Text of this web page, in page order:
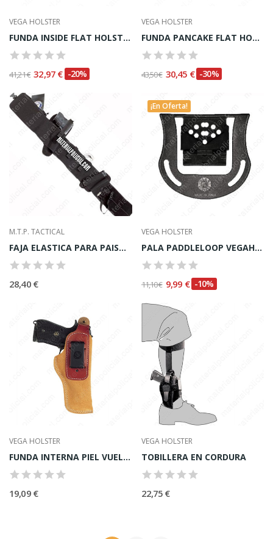
VEGA HOLSTER
FUNDA INSIDE FLAT HOLSTER
41,21 € 32,97 € -20%
VEGA HOLSTER
FUNDA PANCAKE FLAT HOLSTER PARA GLOCK-17
43,50 € 30,45 € -30%
M.T.P. TACTICAL
FAJA ELASTICA PARA PAISANO MTP
28,40 €
¡En Oferta!
VEGA HOLSTER
PALA PADDLELOOP VEGAHOLSTER"
11,10 € 9,99 € -10%
VEGA HOLSTER
FUNDA INTERNA PIEL VUELTA
19,09 €
VEGA HOLSTER
TOBILLERA EN CORDURA
22,75 €